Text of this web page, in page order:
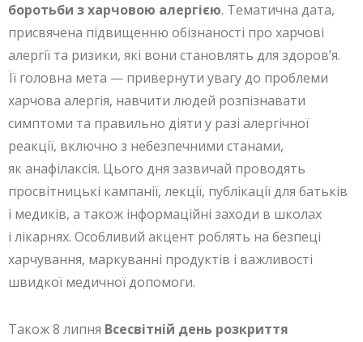
боротьби з харчовою алергією. Тематична дата,
присвячена підвищенню обізнаності про харчові
алергії та ризики, які вони становлять для здоров’я.
Її головна мета — привернути увагу до проблеми
харчова алергія, навчити людей розпізнавати
симптоми та правильно діяти у разі алергічної
реакції, включно з небезпечними станами,
як анафілаксія. Цього дня зазвичай проводять
просвітницькі кампанії, лекції, публікації для батьків
і медиків, а також інформаційні заходи в школах
і лікарнях. Особливий акцент роблять на безпеці
харчування, маркуванні продуктів і важливості
швидкої медичної допомоги.
Також 8 липня Всесвітній день розкриття